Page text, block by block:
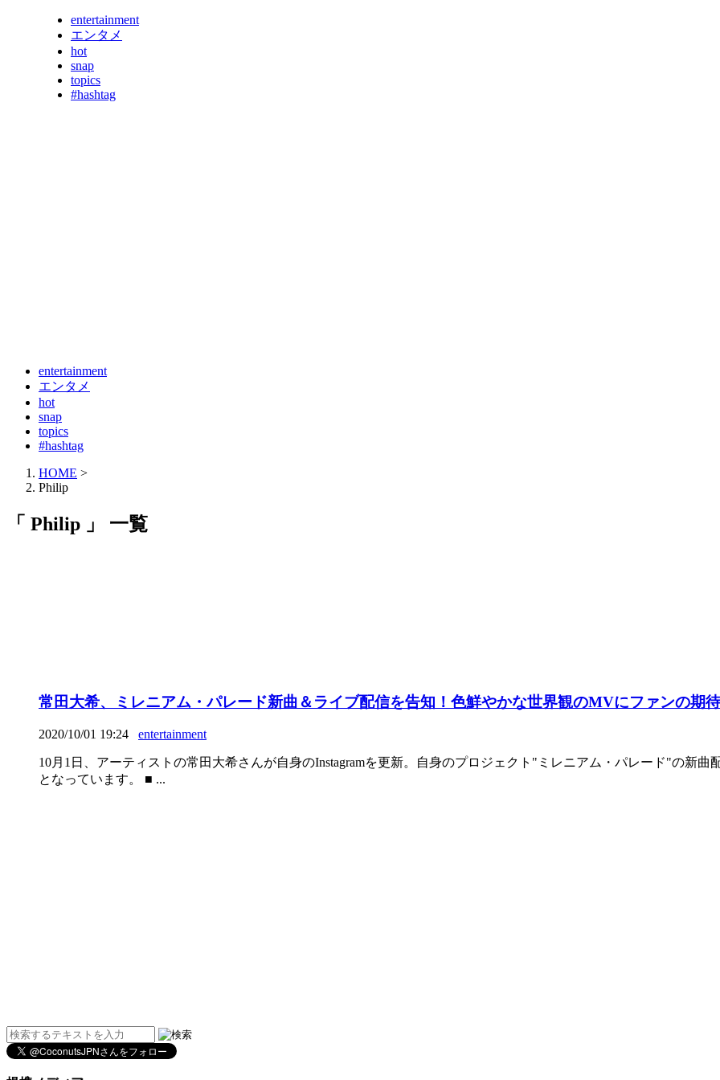
entertainment
エンタメ
hot
snap
topics
#hashtag
entertainment
エンタメ
hot
snap
topics
#hashtag
HOME >
Philip
「 Philip 」 一覧
常田大希、ミレニアム・パレード新曲＆ライブ配信を告知！色鮮やかな世界観のMVにファンの期
2020/10/01 19:24 entertainment
10月1日、アーティストの常田大希さんが自身のInstagramを更新。自身のプロジェクト"ミレニアム・パレード"の新
となっています。 ■ ...